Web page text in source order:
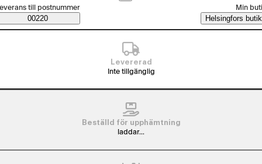
Saatavuustiedot
beställningssätt
till postnummer
00220
Min
Helsingfors butik
Levererad
Inte tillgänglig
Beställd för upphämtning
laddar...